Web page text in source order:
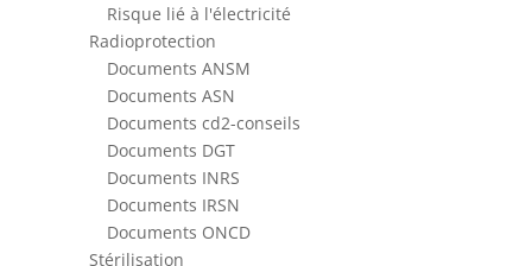
Risque lié à l'électricité
Radioprotection
Documents ANSM
Documents ASN
Documents cd2-conseils
Documents DGT
Documents INRS
Documents IRSN
Documents ONCD
Stérilisation